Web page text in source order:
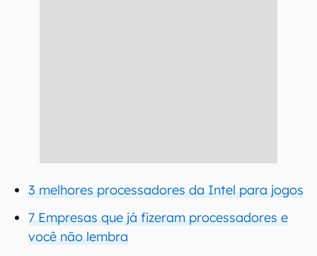
3 melhores processadores da Intel para jogos
7 Empresas que já fizeram processadores e
você não lembra